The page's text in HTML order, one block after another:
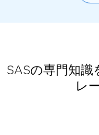
SASの専門知識
レ